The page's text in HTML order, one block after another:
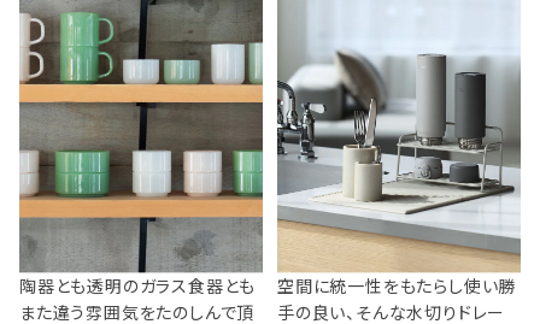
陶器とも透明のガラス食器とも
また違う雰囲気をたのしんで頂
空間に統一性をもたらし使い勝
手の良い、そんな水切りドレー